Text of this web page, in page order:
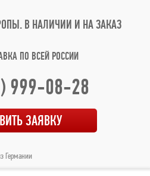
В НАЛИЧИИ И НА ЗАКАЗ
ПО ВСЕЙ РОССИИ
999-08-28
ЗАЯВКУ
Германии